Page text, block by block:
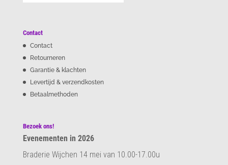
Contact
Contact
Retourneren
Garantie & klachten
Levertijd & verzendkosten
Betaalmethoden
Bezoek ons!
Evenementen in 2026
Braderie Wijchen 14 mei van 10.00-17.00u